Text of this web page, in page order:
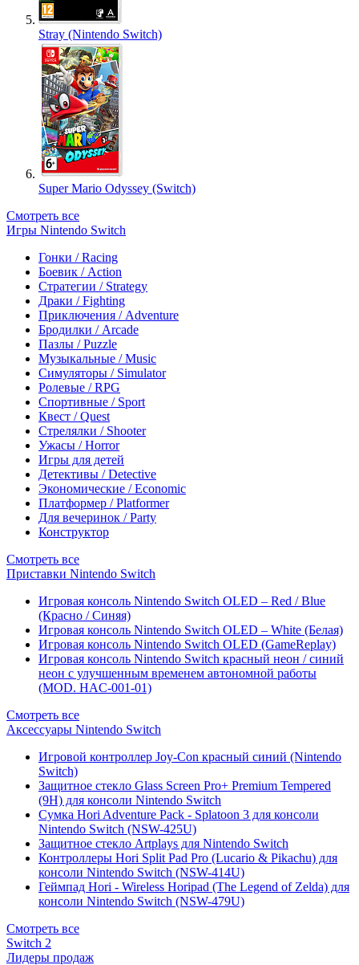
Stray (Nintendo Switch)
Super Mario Odyssey (Switch)
Смотреть все
Игры Nintendo Switch
Гонки / Racing
Боевик / Action
Стратегии / Strategy
Драки / Fighting
Приключения / Adventure
Бродилки / Arcade
Пазлы / Puzzle
Музыкальные / Music
Симуляторы / Simulator
Ролевые / RPG
Спортивные / Sport
Квест / Quest
Стрелялки / Shooter
Ужасы / Horror
Игры для детей
Детективы / Detective
Экономические / Economic
Платформер / Platformer
Для вечеринок / Party
Конструктор
Смотреть все
Приставки Nintendo Switch
Игровая консоль Nintendo Switch OLED – Red / Blue
(Красно / Синяя)
Игровая консоль Nintendo Switch OLED – White (Белая)
Игровая консоль Nintendo Switch OLED (GameReplay)
Игровая консоль Nintendo Switch красный неон / синий
неон с улучшенным временем автономной работы
(MOD. HAC-001-01)
Смотреть все
Аксессуары Nintendo Switch
Игровой контроллер Joy-Con красный синий (Nintendo
Switch)
Защитное стекло Glass Screen Pro+ Premium Tempered
(9H) для консоли Nintendo Switch
Сумка Hori Adventure Pack - Splatoon 3 для консоли
Nintendo Switch (NSW-425U)
Защитное стекло Artplays для Nintendo Switch
Контроллеры Hori Split Pad Pro (Lucario & Pikachu) для
консоли Nintendo Switch (NSW-414U)
Геймпад Hori - Wireless Horipad (The Legend of Zelda) для
консоли Nintendo Switch (NSW-479U)
Смотреть все
Switch 2
Лидеры продаж